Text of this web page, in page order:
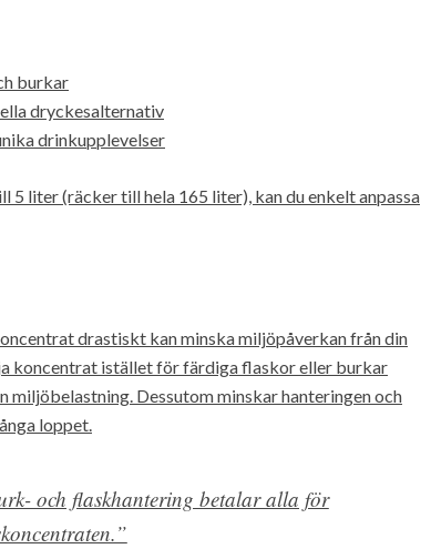
burkar
dryckesalternativ
drinkupplevelser
liter (räcker till hela 165 liter), kan du enkelt anpassa
drastiskt kan minska miljöpåverkan från din
koncentrat istället för färdiga flaskor eller burkar
Dessutom minskar hanteringen och
loppet.
och flaskhantering betalar alla för